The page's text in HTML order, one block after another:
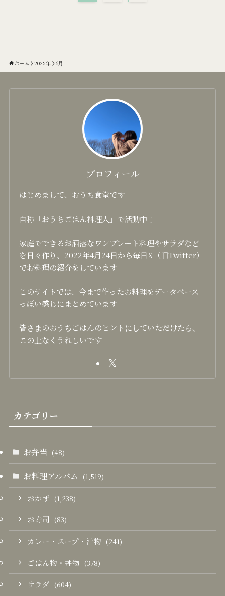
ホーム 2025年 6月
プロフィール
はじめまして、おうち食堂です
自称「おうちごはん料理人」で活動中！
家庭でできるお洒落なワンプレート料理やサラダなど
を日々作り、2022年4月24日から毎日X（旧Twitter）
でお料理の紹介をしています
このサイトでは、今まで作ったお料理をデータベース
っぽい感じにまとめています
皆さまのおうちごはんのヒントにしていただけたら、
この上なくうれしいです
カテゴリー
お弁当 (48)
お料理アルバム (1,519)
おかず (1,238)
お寿司 (83)
カレー・スープ・汁物 (241)
ごはん物・丼物 (378)
サラダ (604)